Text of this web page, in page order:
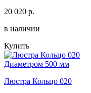
20 020 р.
в наличии
Купить
Диаметром 500 мм
Люстра Кольцо 020